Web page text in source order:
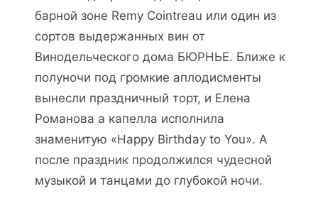
барной зоне Remy Cointreau или один из
сортов выдержанных вин от
Винодельческого дома БЮРНЬЕ. Ближе к
полуночи под громкие аплодисменты
вынесли праздничный торт, и Елена
Романова а капелла исполнила
знаменитую «Happy Birthday to You». А
после праздник продолжился чудесной
музыкой и танцами до глубокой ночи.